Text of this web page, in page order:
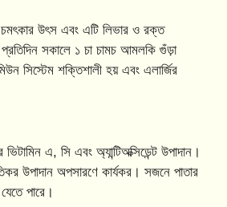
উৎস এবং এটি লিভার ও রক্ত
সকালে ১ চা চামচ আমলকি গুঁড়া
সিস্টেম শক্তিশালী হয় এবং এলার্জির
এ, সি এবং অ্যান্টিঅক্সিডেন্ট উপাদান।
উপাদান অপসারণে কার্যকর। সজনে পাতার
পারে।